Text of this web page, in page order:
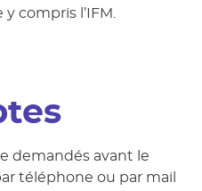
compris l’IFM.
demandés avant le
téléphone ou par mail